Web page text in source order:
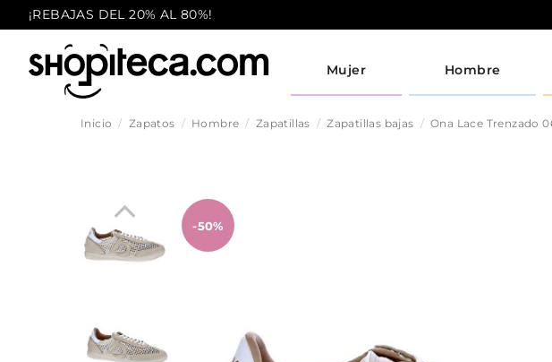
¡REBAJAS DEL 20% AL 80%!
Mujer Hombre
Inicio Zapatos Hombre Zapatillas Zapatillas bajas Ona Lace Trenzado
-50%